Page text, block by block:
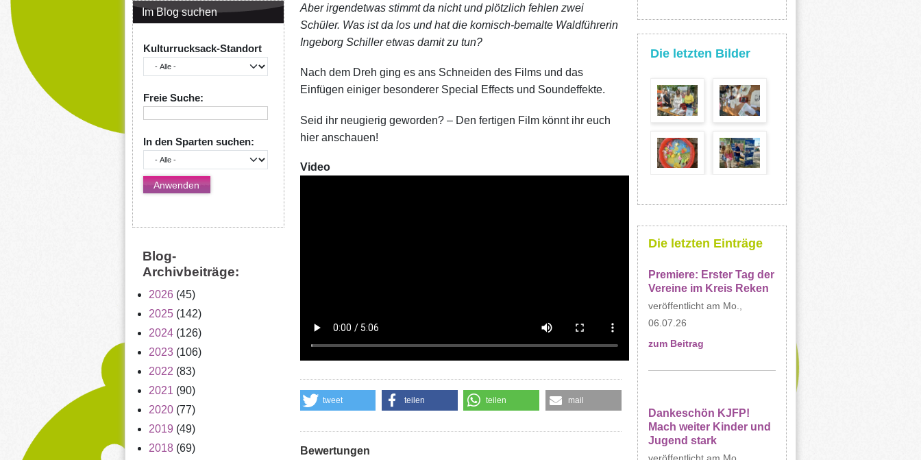
Im Blog suchen
Kulturrucksack-Standort
Freie Suche:
In den Sparten suchen:
Blog-
Archivbeiträge:
2026 (45)
2025 (142)
2024 (126)
2023 (106)
2022 (83)
2021 (90)
2020 (77)
2019 (49)
2018 (69)
Aber irgendetwas stimmt da nicht und plötzlich fehlen zwei
Schüler. Was ist da los und hat die komisch-bemalte Waldführerin
Ingeborg Schiller etwas damit zu tun?
Nach dem Dreh ging es ans Schneiden des Films und das
Einfügen einiger besonderer Special Effects und Soundeffekte.
Seid ihr neugierig geworden? – Den fertigen Film könnt ihr euch
hier anschauen!
Video
tweet teilen teilen mail
Bewertungen
Die letzten Bilder
Die letzten Einträge
Premiere: Erster Tag der
Vereine im Kreis Reken
Mo.,
06.07.26
zum Beitrag
Dankeschön KJFP!
Mach weiter Kinder und
Jugend stark